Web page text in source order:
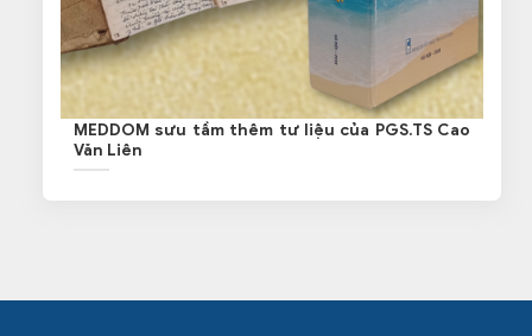
MEDDOM sưu tầm thêm tư liệu của PGS.TS Cao
Văn Liên